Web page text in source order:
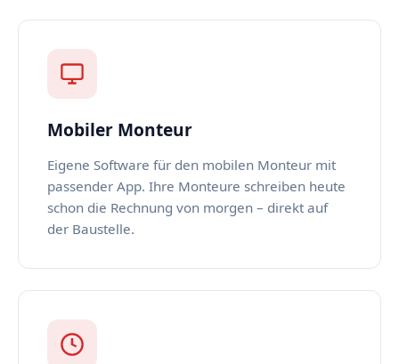
Mobiler Monteur
Eigene Software für den mobilen Monteur mit
passender App. Ihre Monteure schreiben heute
schon die Rechnung von morgen – direkt auf
der Baustelle.